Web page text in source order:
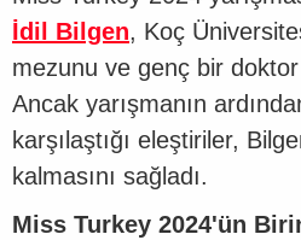
İdil Bilgen, Koç
mezunu ve genç bir
Ancak yarışmanın
karşılaştığı eleştiriler,
kalmasını sağladı.
Miss Turkey 2024'ün